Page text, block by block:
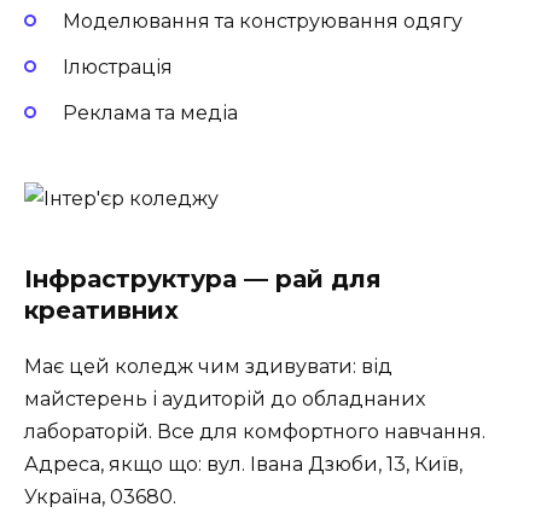
Моделювання та конструювання одягу
Ілюстрація
Реклама та медіа
Інфраструктура — рай для
креативних
Має цей коледж чим здивувати: від
майстерень і аудиторій до обладнаних
лабораторій. Все для комфортного навчання.
Адреса, якщо що: вул. Івана Дзюби, 13, Київ,
Україна, 03680.